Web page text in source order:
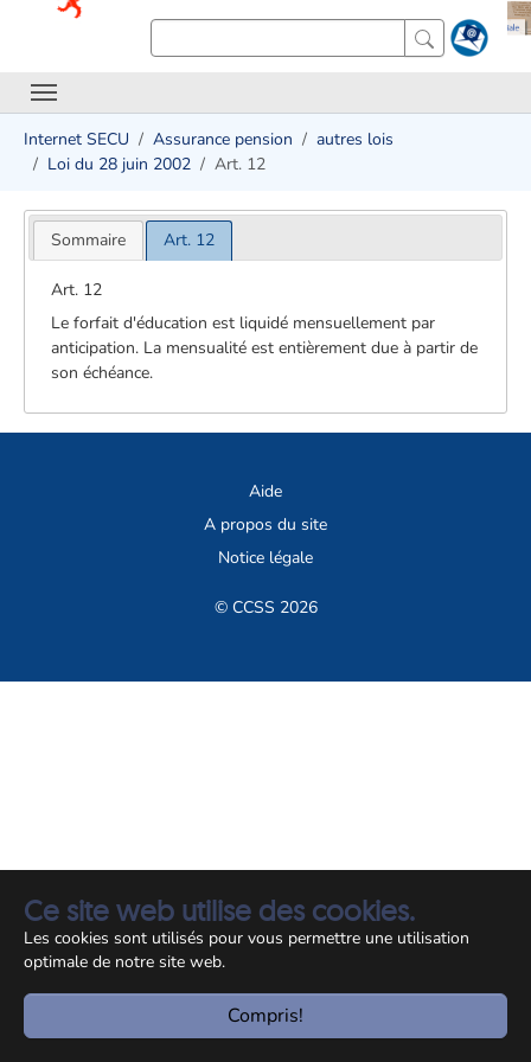
Ce site web utilise des cookies.
Les cookies sont utilisés pour vous permettre une utilisation
optimale de notre site web.
Compris!
Internet SECU Assurance pension
autres lois
Loi du 28 juin 2002
Art. 12
Sommaire Art. 12
Art. 12
Le forfait d'éducation est liquidé mensuellement par
anticipation. La mensualité est entièrement due à partir de
son échéance.
Aide
A propos du site
Notice légale
© CCSS 2026